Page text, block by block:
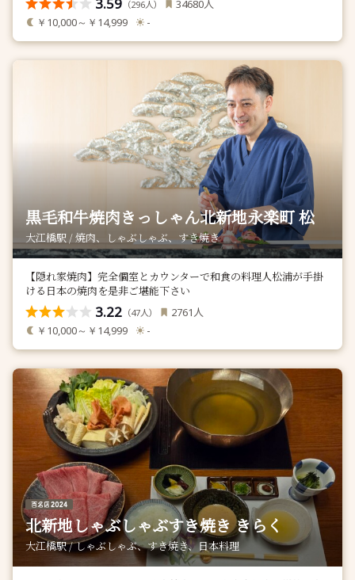
（296人） 34680人
￥10,000～￥14,999 -
黒毛和牛焼肉きっしゃん北新地永楽町 松
大江橋駅 / 焼肉、しゃぶしゃぶ、すき焼き
【隠れ家焼肉】完全個室とカウンターで和食の料理人松浦が手掛
ける日本の焼肉を是非ご堪能下さい
3.22 （47人） 2761 人
￥10,000～￥14,999 -
北新地しゃぶしゃぶすき焼き きらく
大江橋駅 / しゃぶしゃぶ、すき焼き、日本料理